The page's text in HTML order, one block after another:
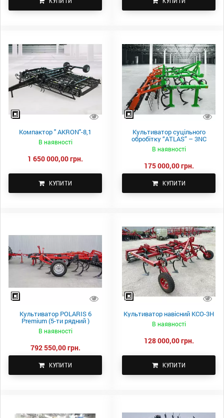
Компактор " AKRON"-8,1
В наявності
1 650 000,00 грн.
КУПИТИ
Культиватор суцільного
обробітку “ATLAS” – 3NC
В наявності
175 000,00 грн.
КУПИТИ
Культиватор POLARIS 6
Premium (5-ти рядний )
В наявності
792 550,00 грн.
КУПИТИ
Культиватор навісний КСО-3Н
В наявності
128 000,00 грн.
КУПИТИ